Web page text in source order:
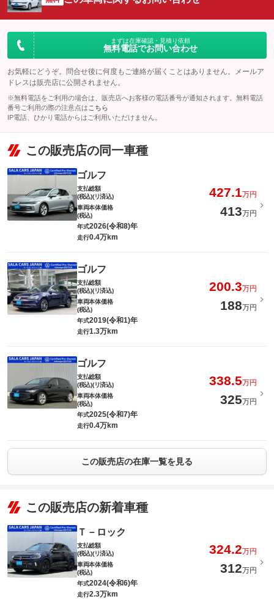
まずは在庫確認・見積り依頼
無料電話でお問い合わせ
お気軽にどうぞ。問合せ後に何度もご連絡が届くことはありません。メールア
ドレスは販売店に公開されません。
※無料電話をご利用の場合は、販売店へお客様の電話番号が通知されます。無料電話
番号ご利用の際の注意点は こちら
IP電話、ひかり電話からはご利用いただけません。
この販売店の同一車種
ゴルフ
支払総額
(税込)(リ済込)
427.1万円
車両本体価格
(税込)
413万円
年式2026(令和8)年
走行0.4万km
ゴルフ
支払総額
(税込)(リ済込)
200.3万円
車両本体価格
(税込)
188万円
年式2019(令和1)年
走行1.3万km
ゴルフ
支払総額
(税込)(リ済込)
338.5万円
車両本体価格
(税込)
325万円
年式2025(令和7)年
走行0.4万km
この販売店の在庫一覧を見る
この販売店の新着車種
Ｔ－ロック
支払総額
(税込)(リ済込)
324.2万円
車両本体価格
(税込)
312万円
年式2024(令和6)年
走行2.3万km